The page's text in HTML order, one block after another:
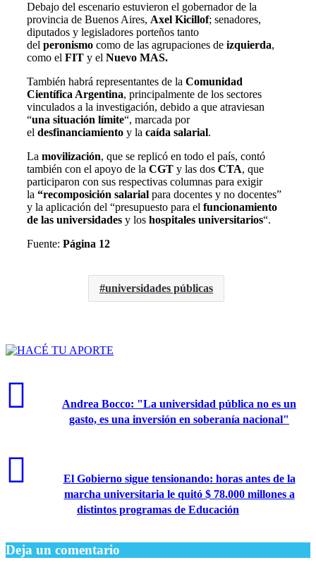
Debajo del escenario estuvieron el gobernador de la
provincia de Buenos Aires, Axel Kicillof; senadores,
diputados y legisladores porteños tanto
del peronismo como de las agrupaciones de izquierda,
como el FIT y el Nuevo MAS.
También habrá representantes de la Comunidad
Científica Argentina, principalmente de los sectores
vinculados a la investigación, debido a que atraviesan
“una situación límite“, marcada por
el desfinanciamiento y la caída salarial.
La movilización, que se replicó en todo el país, contó
también con el apoyo de la CGT y las dos CTA, que
participaron con sus respectivas columnas para exigir
la “recomposición salarial para docentes y no docentes”
y la aplicación del “presupuesto para el funcionamiento
de las universidades y los hospitales universitarios“.
Fuente: Página 12
universidades públicas
Andrea Bocco: "La universidad pública no es un
gasto, es una inversión en soberanía nacional"
El Gobierno sigue tensionando: horas antes de la
marcha universitaria le quitó $ 78.000 millones a
distintos programas de Educación
Deja un comentario